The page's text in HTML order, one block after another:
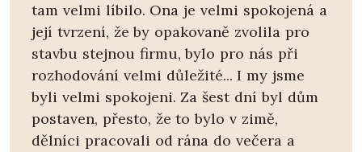
tam velmi líbilo. Ona je velmi spokojená a
její tvrzení, že by opakovaně zvolila pro
stavbu stejnou firmu, bylo pro nás při
rozhodování velmi důležité... I my jsme
byli velmi spokojeni. Za šest dní byl dům
postaven, přesto, že to bylo v zimě,
dělníci pracovali od rána do večera a